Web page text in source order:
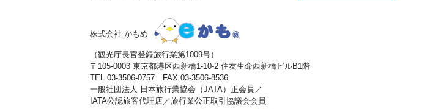
株式会社 かもめ
（観光庁長官登録旅行業第1009号）
〒105-0003 東京都港区西新橋1-10-2 住友生命西新橋ビルB1階
TEL 03-3506-0757 FAX 03-3506-8536
一般社団法人 日本旅行業協会（JATA）正会員／
IATA公認旅客代理店／旅行業公正取引協議会会員